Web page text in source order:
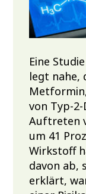
Eine
legt nahe,
von Typ-
Auftreten
um 41
Wirkstoff
davon ab,
erklärt,